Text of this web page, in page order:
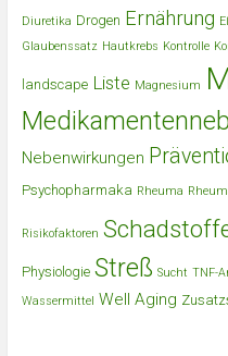
Diuretika Drogen Ernährung
Glaubenssatz Hautkrebs Kontrolle
landscape Liste Magnesium
Nebenwirkungen
Psychopharmaka Rheuma
Risikofaktoren
Physiologie Streß Sucht TNF-
Wassermittel Well Aging